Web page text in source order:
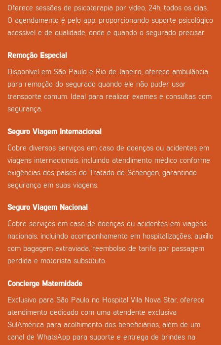
Oferece sessões de psicoterapia por vídeo, 24h, todos os dias.
O agendamento é pelo app, proporcionando suporte psicológico
acessível e de qualidade, onde e quando o segurado precisar.
Remoção Especial
Disponível em São Paulo e Rio de Janeiro, oferece ambulância
para remoção do segurado quando ele não puder usar
transporte comum. Ideal para realizar exames e consultas com
segurança.
Seguro Viagem Internacional
Cobre diversos serviços em caso de doenças ou acidentes em
viagens internacionais, incluindo atendimento médico conforme
exigências dos países do Tratado de Schengen, garantindo
segurança em suas viagens.
Seguro Viagem Nacional
Cobre serviços em caso de doenças ou acidentes em viagens
nacionais, incluindo acompanhamento em hospitalizações, auxílio
com bagagem extraviada, reembolso de tarifa por passagem
perdida e motorista substituto.
Concierge Maternidade
Exclusivo para São Paulo no Hospital Vila Nova Star, oferece
atendimento dedicado com uma atendente exclusiva
SulAmérica para acolhimento dos beneficiários, além de um
canal de WhatsApp para suporte e entrega de brindes na